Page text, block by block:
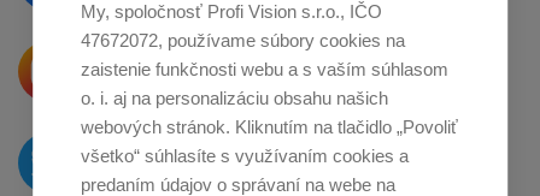
Krásne produkty si priamo hovoria
o zdieľanie naInstagrame
O novinkách píšeme
na Twitteri
My, spoločnosť Profi Vision s.r.o., IČO
47672072, používame súbory cookies na
zaistenie funkčnosti webu a s vaším súhlasom
o. i. aj na personalizáciu obsahu našich
webových stránok. Kliknutím na tlačidlo „Povoliť
všetko“ súhlasíte s využívaním cookies a
predaním údajov o správaní na webe na